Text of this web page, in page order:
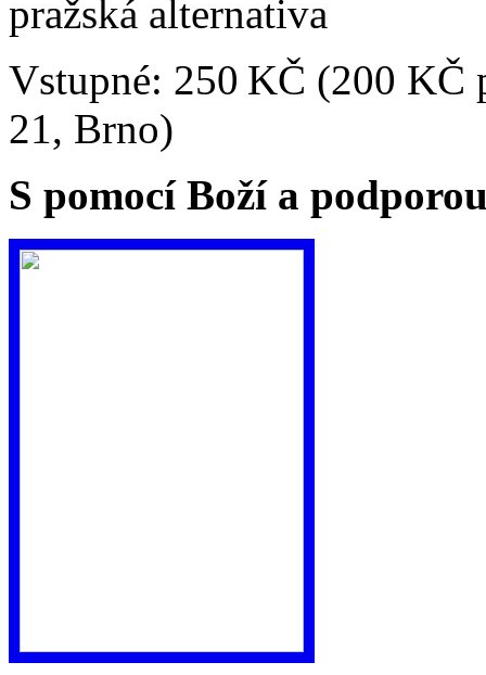
pražská alternativa
Vstupné: 250 KČ (200 KČ
21, Brno)
S pomocí Boží a